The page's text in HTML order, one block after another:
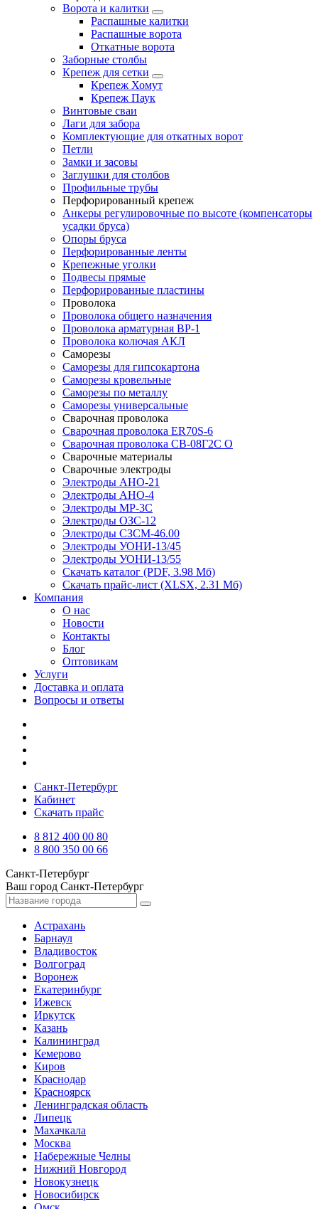
Ворота и калитки
Распашные калитки
Распашные ворота
Откатные ворота
Заборные столбы
Крепеж для сетки
Крепеж Хомут
Крепеж Паук
Винтовые сваи
Лаги для забора
Комплектующие для откатных ворот
Петли
Замки и засовы
Заглушки для столбов
Профильные трубы
Перфорированный крепеж
Анкеры регулировочные по высоте (компенсаторы
усадки бруса)
Опоры бруса
Перфорированные ленты
Крепежные уголки
Подвесы прямые
Перфорированные пластины
Проволока
Проволока общего назначения
Проволока арматурная ВР-1
Проволока колючая АКЛ
Саморезы
Саморезы для гипсокартона
Саморезы кровельные
Саморезы по металлу
Саморезы универсальные
Сварочная проволока
Сварочная проволока ER70S-6
Сварочная проволока СВ-08Г2С О
Сварочные материалы
Сварочные электроды
Электроды АНО-21
Электроды АНО-4
Электроды МР-3С
Электроды ОЗС-12
Электроды СЗСМ-46.00
Электроды УОНИ-13/45
Электроды УОНИ-13/55
Скачать каталог (PDF, 3.98 Мб)
Скачать прайс-лист (XLSX, 2.31 Мб)
Компания
О нас
Новости
Контакты
Блог
Оптовикам
Услуги
Доставка и оплата
Вопросы и ответы
Санкт-Петербург
Кабинет
Скачать прайс
8 812 400 00 80
8 800 350 00 66
Санкт-Петербург
Ваш город Санкт-Петербург
Астрахань
Барнаул
Владивосток
Волгоград
Воронеж
Екатеринбург
Ижевск
Иркутск
Казань
Калининград
Кемерово
Киров
Краснодар
Красноярск
Ленинградская область
Липецк
Махачкала
Москва
Набережные Челны
Нижний Новгород
Новокузнецк
Новосибирск